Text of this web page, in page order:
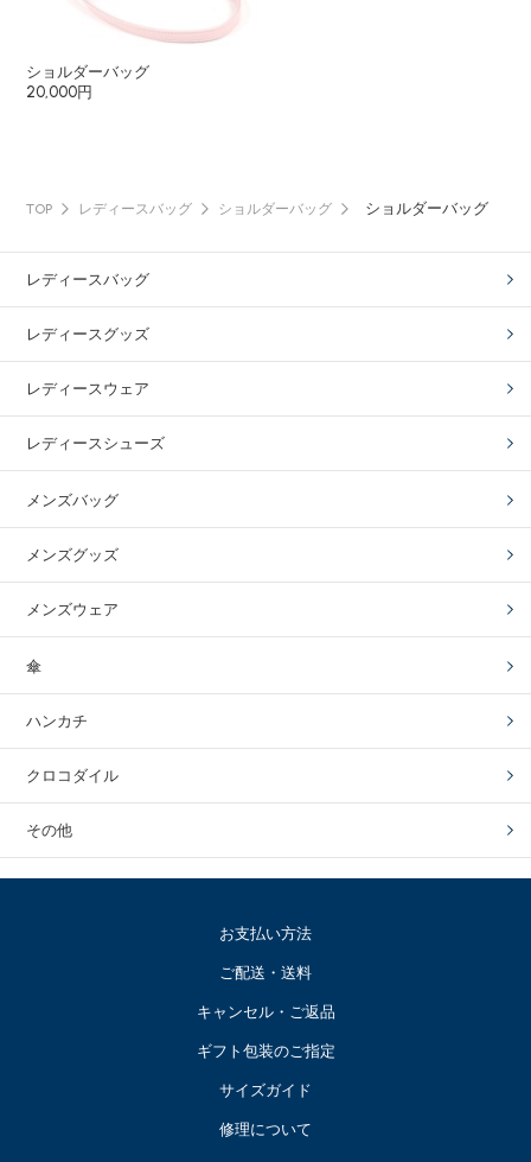
ショルダーバッグ
20,000円
TOP レディースバッグ ショルダーバッグ ショルダーバッグ
レディースバッグ
レディースグッズ
レディースウェア
レディースシューズ
メンズバッグ
メンズグッズ
メンズウェア
傘
ハンカチ
クロコダイル
その他
お支払い方法
ご配送・送料
キャンセル・ご返品
ギフト包装のご指定
サイズガイド
修理について